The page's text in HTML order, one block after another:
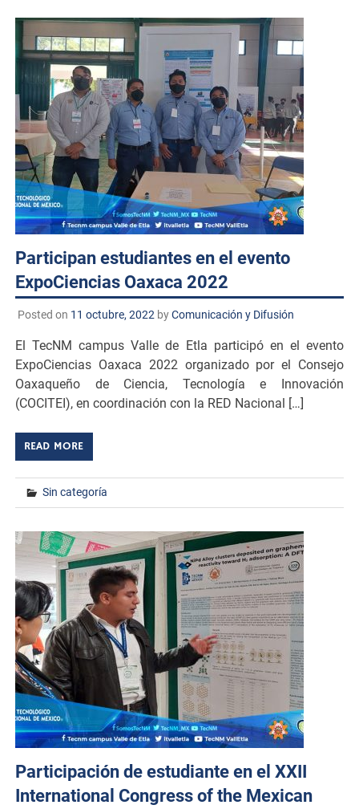
Participan estudiantes en el evento
ExpoCiencias Oaxaca 2022
Posted on 11 octubre, 2022byComunicación y Difusión
El TecNM campus Valle de Etla participó en el evento
ExpoCiencias Oaxaca 2022 organizado por el Consejo
Oaxaqueño de Ciencia, Tecnología e Innovación
(COCITEI), en coordinación con la RED Nacional […]
READ MORE
Sin categoría
Participación de estudiante en el XXII
International Congress of the Mexican